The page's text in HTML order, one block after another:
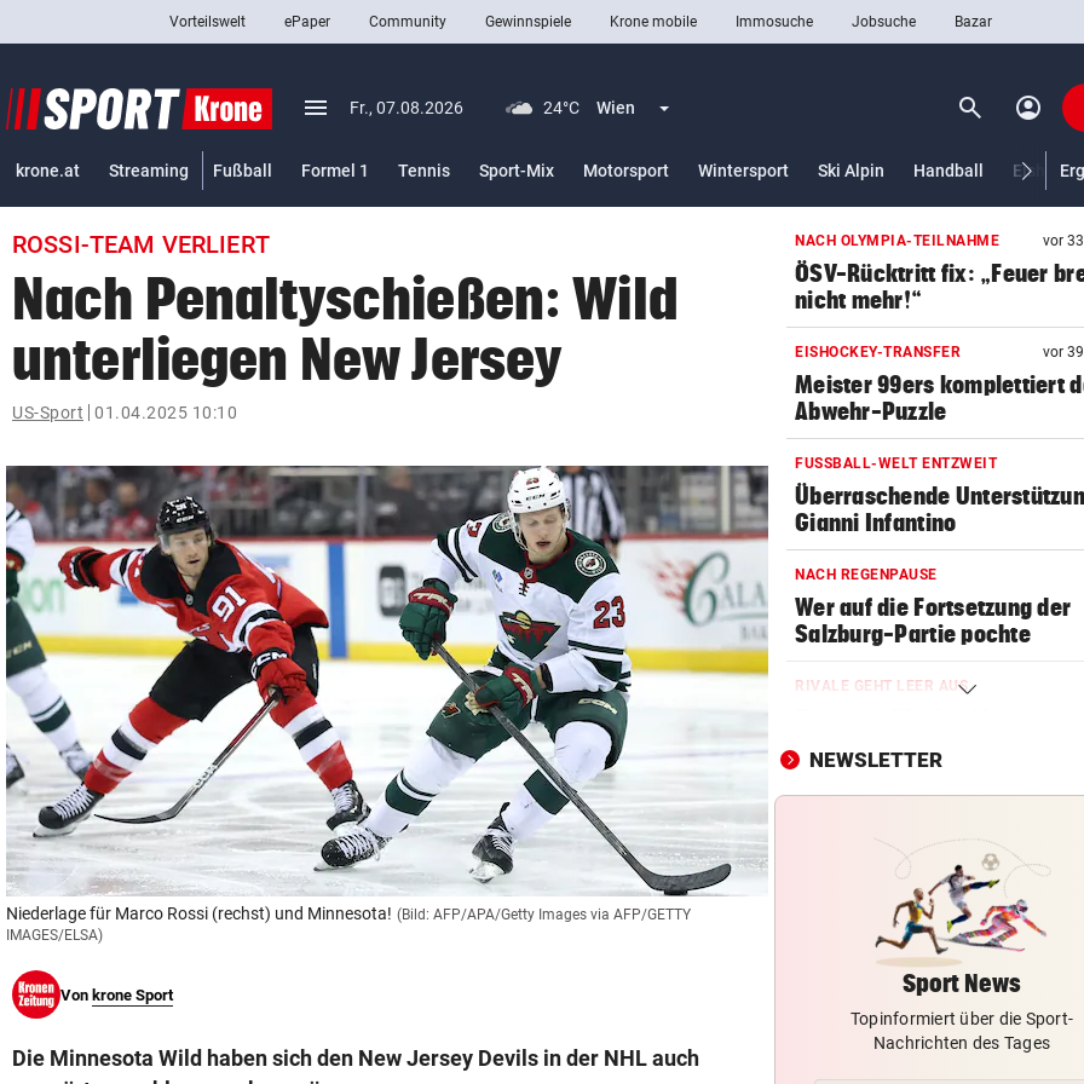
closeSchließen
Abonnieren
pin_drop
bookmark
search
Suchbegriff
© Krone Multimedia GmbH & Co KG 2026
Muthgasse 2, 1190 Wien
Vorteilswelt ePaper Community Gewinnspiele Krone mobile Immosuche Jobsuche Bazar
menu Menü aufklappen
Fr., 07.08.2026 24°C Wien Menü aufklappen search Suchen
account_circle
krone.at Streaming Fußball Formel 1 Tennis Sport-Mix Motorsport Wintersport Ski Alpin Handball
ROSSI-TEAM VERLIERT
Nach Penaltyschießen: Wild
unterliegen New Jersey
US-Sport 01.04.2025 10:10
Niederlage für Marco Rossi (rechst) und Minnesota! (Bild: AFP/APA/Getty Images via AFP/GETTY
IMAGES/ELSA)
Von krone Sport
Die Minnesota Wild haben sich den New Jersey Devils in der NHL auch
NACH OLYMPIA-TEILNAHME vor
ÖSV-Rücktritt fix: „Feuer
nicht mehr!“
EISHOCKEY-TRANSFER vor
Meister 99ers komplettiert
Abwehr-Puzzle
FUSSBALL-WELT ENTZWEIT
Überraschende
Gianni Infantino
NACH REGENPAUSE
Wer auf die Fortsetzung der
Salzburg-Partie pochte
RIVALE GEHT LEER AUS
will zu Barcelona!“
DER SCHNEE GEHT AUS
Sommerskigebiet schließt
GAK-TRAINER BRENNT:
„Wir wollen unsere
ausbauen, egal wie!“
NACH HARTEM KAMPF
Erstmals seit April:
NEWSLETTER
Sport News
Topinformiert über die Sport-
Nachrichten des Tages